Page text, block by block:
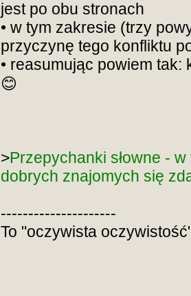
jest po obu stronach
• w tym zakresie (trzy
przyczynę tego konfliktu
• reasumując powiem
😊
>Przepychanki słowne -
dobrych znajomych się
---------------------
To "oczywista